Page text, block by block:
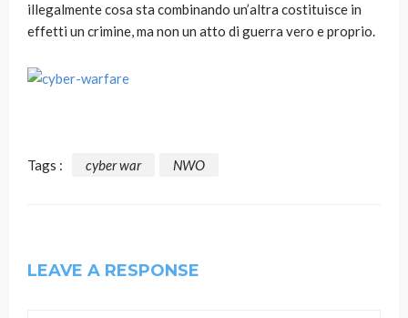
illegalmente cosa sta combinando un’altra costituisce in
effetti un crimine, ma non un atto di guerra vero e proprio.
Tags : cyber war NWO
LEAVE A RESPONSE